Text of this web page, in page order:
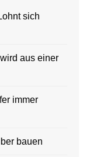
sich
aus einer
immer
bauen